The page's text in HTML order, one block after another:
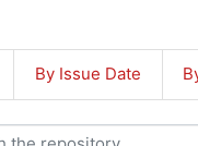
By Issue Date